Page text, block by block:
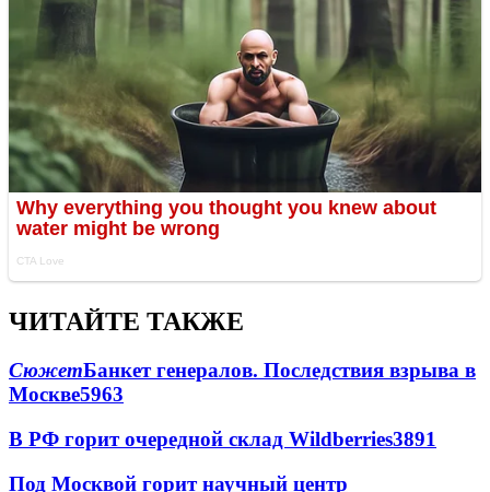
ЧИТАЙТЕ ТАКЖЕ
СюжетБанкет генералов. Последствия взрыва в
Москве5963
В РФ горит очередной склад Wildberries3891
Под Москвой горит научный центр